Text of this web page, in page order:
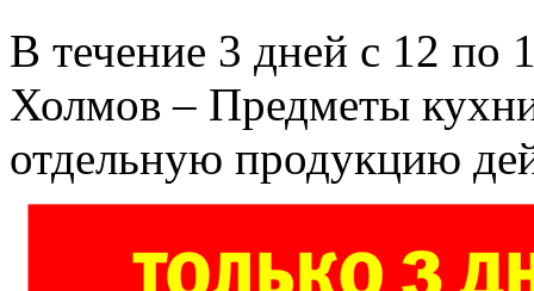
В течение 3 дней с 12 по
Холмов – Предметы
отдельную продукцию